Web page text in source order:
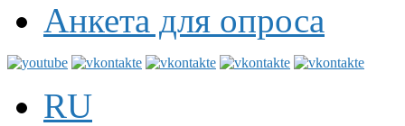
Анкета для опроса
RU